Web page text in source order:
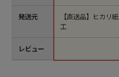
発送元
レビュー
【直送品】ヒカリ紙
工